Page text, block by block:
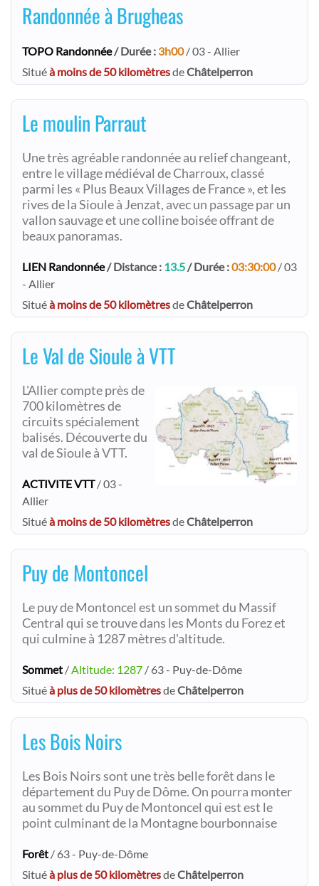
Randonnée à Brugheas
TOPO Randonnée/ Durée : 3h00/ 03 - Allier
Situéà moins de 50 kilomètresdeChâtelperron
Le moulin Parraut
Une très agréable randonnée au relief changeant,
entre le village médiéval de Charroux, classé
parmi les « Plus Beaux Villages de France », et les
rives de la Sioule à Jenzat, avec un passage par un
vallon sauvage et une colline boisée offrant de
beaux panoramas.
LIEN Randonnée/ Distance : 13.5/ Durée :03:30:00/ 03
- Allier
Situéà moins de 50 kilomètresdeChâtelperron
Le Val de Sioule à VTT
L'Allier compte près de
700 kilomètres de
circuits spécialement
balisés. Découverte du
val de Sioule à VTT.
ACTIVITE VTT/ 03 -
Allier
Situéà moins de 50 kilomètresdeChâtelperron
Puy de Montoncel
Le puy de Montoncel est un sommet du Massif
Central qui se trouve dans les Monts du Forez et
qui culmine à 1287 mètres d'altitude.
Sommet /Altitude: 1287 / 63 - Puy-de-Dôme
Situéà plus de 50 kilomètresdeChâtelperron
Les Bois Noirs
Les Bois Noirs sont une très belle forêt dans le
département du Puy de Dôme. On pourra monter
au sommet du Puy de Montoncel qui est est le
point culminant de la Montagne bourbonnaise
Forêt / 63 - Puy-de-Dôme
Situéà plus de 50 kilomètresdeChâtelperron